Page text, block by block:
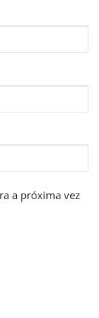
a próxima vez